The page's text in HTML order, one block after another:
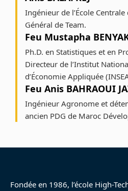
Ingénieur de l’École
Général de Team.
Feu Mustapha
Ph.D. en Statistiques et en
Directeur de l’Institut
d’Économie Appliquée
Feu Anis BAHRAOUI
Ingénieur Agronome et
ancien PDG de Maroc
Fondée en 1986, l’école High-